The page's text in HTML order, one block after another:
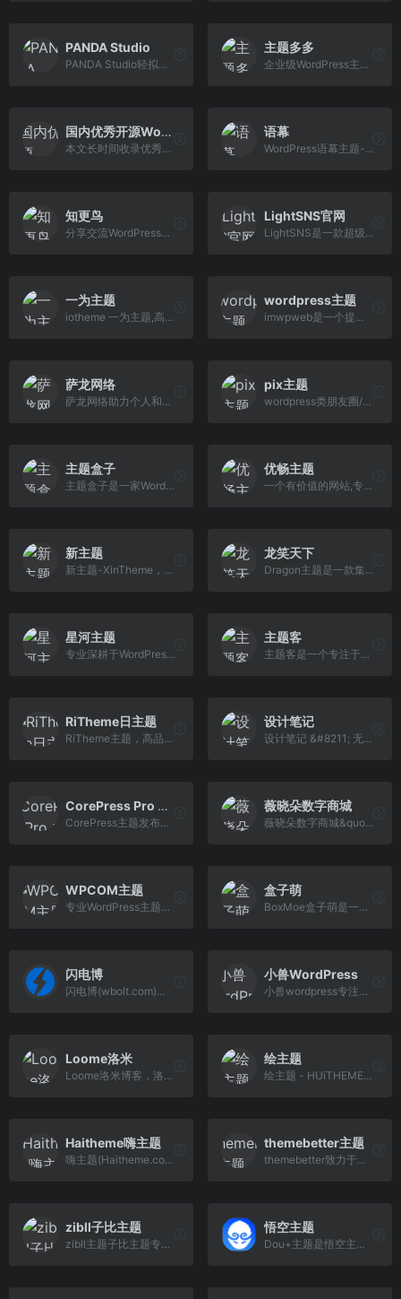
PANDA Studio
PANDA Studio轻拟物WordPress主题开发者
主题多多
企业级WordPress主题，新一代网站模板 - 企业建站原来如此简单。从现在开始，打造一个好的企业网站。主题多多，让您的企业网站更漂亮、更好用、更专业!
国内优秀开源WordPress主题合集
本文长时间收录优秀国内优秀开源WordPress主题，至于为什么不收录国外的WP主题，因为国外主题在国内使用，会有加载不完的css，前后台一直转圈等等因素，当然后面 可能会出一期优秀的国外WP主题。
语幕
WordPress语幕主题-YUMU主题开发者
知更鸟
分享交流WordPress经验与技巧，关注前端设计与网站制作，打造自己专属的WordPress主题，让你的博客与众不同！
LightSNS官网
LightSNS是一款超级强大的社交系统，基于wordpress开发，安全稳定。包含多板块论坛、问答、VIP、充值、付费可见等一系列强大的轻社区系统&amp;轻论坛程序。
一为主题
iotheme 一为主题,高品质的WordPress主题,有导航主题,wp主题,一为api,热搜榜等主题服务
wordpress主题
imwpweb是一个提供wordpress主题，wordpress插件以及wordpress教程的站点。
萨龙网络
萨龙网络助力个人和企业选择优秀的WordPress主题,WordPress模板,WordPress 企业主题,WordPress商城主题,WooCommerce主题，让建站更简单。并专注WordPress高端主题设计与开发，为您提供一个现代、干净的WEB站点！
pix主题
wordpress类朋友圈/轻社区主题 PIX
主题盒子
主题盒子是一家WordPress主题模板服务商,致力于WordPress主题模板开发,所有WP主题均原创开发,提供WordPress企业主题、跨境电商独立站,WordPress博客主题、商城主 题及CMS主题等主题定制下载,为企业及站长提供助力。
优畅主题
一个有价值的网站,专注于wordpress主题导购、淘宝客模板、购物主题、四大方面的原创精选资讯内容,为您提供专业的导购主题和模板。
新主题
新主题-XinTheme，更好的WordPress主题下载站，提供高品质的WordPress主题，企业主题，博客主题，WordPress模板，还有更多的WordPress安装使用教程供你学习。
龙笑天下
Dragon主题是一款集合wordpress商城主题、图片主题、资源下载主题、博客主题的wordpress多功能高级付费主题模板，支持QQ微博微信登录，支持支付宝当面付、微信扫 码/H5支付/JSAPI支付等支付方式，支持付费下载、付费阅读查看、卡密、VIP会员、推广佣金、前端发布文章资源等。
星河主题
专业深耕于WordPress开发领域，提供高品质的WordPress主题，图片主题，博客主题，企业主题等优秀设计，通过优化建站流程与全方位技术支持，帮您搭建设计优雅的高 质量WordPress线上网站。
主题客
主题客是一个专注于WordPress原创主题开发，模板、插件、教程、经验分享的WordPress站点。
RiTheme日主题
RiTheme主题，高品质的WordPress正版主题资源下载，最新版riplus主题,ripro主题下载，正版ripro下载，ripro授权购买,顶尖的资源类付费类wordpress主题下载，高级WordPress主题开发，资源类网站程序源码开发首选。
设计笔记
设计笔记 &#8211; 无限进步
CorePress Pro 主题
CorePress主题发布页面，CorePress是一款基于WordPress制作的一款主题，适合多站点，注重内容，界面清爽干净，功能强大。
薇晓朵数字商城
薇晓朵数字商城&quot; 是薇晓朵网络工作室（www.Weixiaoduo.com）旗下的官方正版数字化产品商城，采用开源免费的 WooCommerce 电子商务系统搭建。为您提供最佳的 WordPress 高级主题，网页模板、Discuz 商业模板、插件，薇晓朵，微笑多
WPCOM主题
专业WordPress主题模板服务商，我们的团队有着多年的WordPress主题开发经验，所有WP主题及插件均原创开发，并有我们自主开发的wordpress后台主题设置面板，即使不懂代码也能轻松搞定！WPCOM，打造更专业的WordPress中文建站服务商
盒子萌
BoxMoe盒子萌是一个基于内容分享,创作与灵感结合折腾的笔记博客
闪电博
闪电博(wbolt.com)专注于WordPress原创主题和插件开发，为国人量身定做优秀的免费、付费WordPress主题模板和WordPress插件。此外我们也会分享WordPress相关技巧和教程。
小兽WordPress
小兽wordpress专注为企业而生的wordpress主题模板，提供wordpress企业主题模板定制开发服务，分享高端时尚,简单上手,易于定制的原创wordpress主题模板！
Loome洛米
Loome洛米博客，洛米汉化分享国外优秀wordpress主题,wordpress插件,提供wordpress汉化主题,wordpress汉化插件,wordpress模板的免费下载,专注yootheme主题,widgetkit插件的使用与分享。
绘主题
绘主题 - HUiTHEME，十余年沉淀、十余年积累，更好的WordPress主题下载站，提供高品质的WordPress主题，企业主题，博客主题，WordPress模板，还有更多的WordPress安装使用教程供你学习。
Haitheme嗨主题
嗨主题(Haitheme.com)专业从事WordPress主题开发与WP网站运维，提供高品质的WordPress主题模板。
themebetter主题
themebetter致力于提供更好的WordPress主题，9年WordPress主题开发经验，有独立的团队设计开发WordPress主题并定期维护更新和售后，值得信赖的选择，WordPress建 站无忧！
zibll子比主题
zibll主题子比主题专为个人、企业的WordPress主题美化设计开发，wp主题采用简约优雅的设计风格搭配强大的商城功能以及易用的模块化配置，成为更加适合中文wordpress商城主题模板、wordpress企业主题模板、wordpress博客主题模板。
悟空主题
Dou+主题是悟空主题（www.wktheme.com）旗下的一款公益性免费资源下载主题，主题方向为下载站点，旨在为站长提供轻松的建站环境及建站经验，打造自己的完美下载站点。